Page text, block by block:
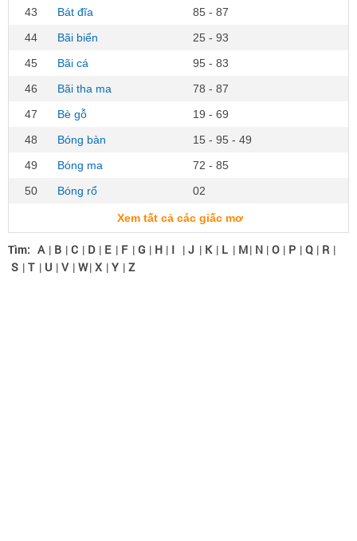
43
Bát đĩa
85 - 87
44
Bãi biển
25 - 93
45
Bãi cá
95 - 83
46
Bãi tha ma
78 - 87
47
Bè gỗ
19 - 69
48
Bóng bàn
15 - 95 - 49
49
Bóng ma
72 - 85
50
Bóng rổ 02
Xem tất cả các giấc mơ
Tìm: A | B | C | D | E | F | G | H | I | J | K | L | M| N | O | P | Q | R |
S | T | U | V | W| X | Y | Z